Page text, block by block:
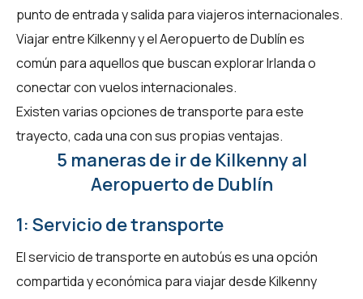
punto de entrada y salida para viajeros internacionales.
Viajar entre Kilkenny y el Aeropuerto de Dublín es
común para aquellos que buscan explorar Irlanda o
conectar con vuelos internacionales.
Existen varias opciones de transporte para este
trayecto, cada una con sus propias ventajas.
5 maneras de ir de Kilkenny al
Aeropuerto de Dublín
1: Servicio de transporte
El servicio de transporte en autobús es una opción
compartida y económica para viajar desde Kilkenny